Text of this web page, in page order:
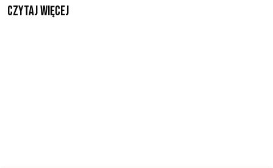
czytaj więcej